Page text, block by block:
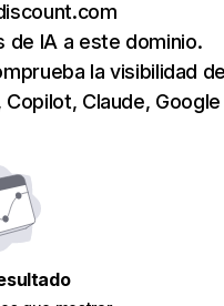
de IA a este dominio.
la visibilidad
Claude,